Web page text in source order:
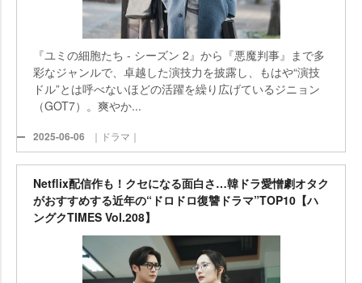
『ユミの細胞たち - シーズン 2』から『悪魔判事』まで多
彩なジャンルで、卓越した演技力を披露し、もはや“演技
ドル”とは呼べないほどの活躍を繰り広げているジニョン
（GOT7）。爽やか...
2025-06-06 ｜ドラマ｜
Netflix配信作も！クセになる面白さ…韓ドラ愛憎劇オタク
がおすすめする近年の“ドロドロ復讐ドラマ”TOP10【ハ
ングクTIMES Vol.208】